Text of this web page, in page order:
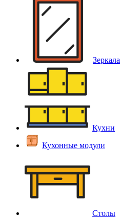
Зеркала
Кухни
Кухонные модули
Столы